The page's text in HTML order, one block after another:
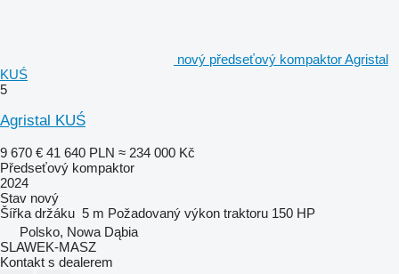
nový předseťový kompaktor Agristal
KUŚ
5
Agristal KUŚ
9 670 € 41 640 PLN ≈ 234 000 Kč
Předseťový kompaktor
2024
Stav nový
Šířka držáku 5 m Požadovaný výkon traktoru 150 HP
Polsko, Nowa Dąbia
SLAWEK-MASZ
Kontakt s dealerem